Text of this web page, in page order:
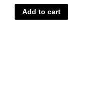
Add to cart